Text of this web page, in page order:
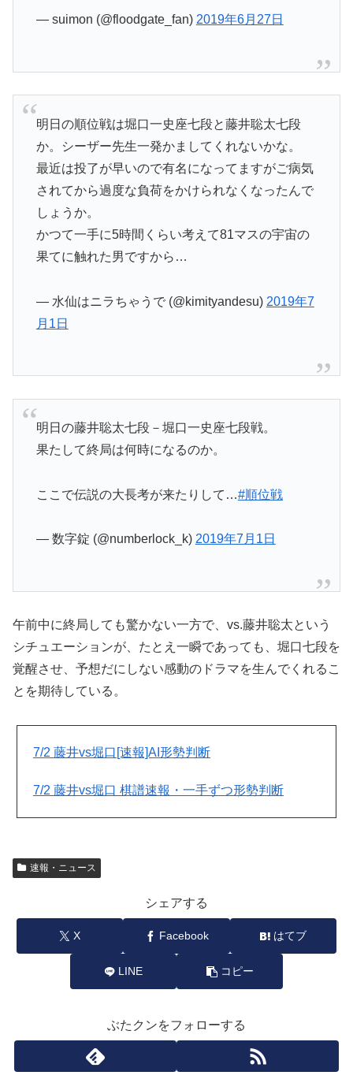
— suimon (@floodgate_fan) 2019年6月27日
明日の順位戦は堀口一史座七段と藤井聡太七段
か。シーザー先生一発かましてくれないかな。
最近は投了が早いので有名になってますがご病気
されてから過度な負荷をかけられなくなったんで
しょうか。
かつて一手に5時間くらい考えて81マスの宇宙の
果てに触れた男ですから…
— 水仙はニラちゃうで (@kimityandesu) 2019年7
月1日
明日の藤井聡太七段－堀口一史座七段戦。
果たして終局は何時になるのか。
ここで伝説の大長考が来たりして…#順位戦
— 数字錠 (@numberlock_k) 2019年7月1日
午前中に終局しても驚かない一方で、vs.藤井聡太という
シチュエーションが、たとえ一瞬であっても、堀口七段を
覚醒させ、予想だにしない感動のドラマを生んでくれるこ
とを期待している。
7/2 藤井vs堀口[速報]AI形勢判断
7/2 藤井vs堀口 棋譜速報・一手ずつ形勢判断
速報・ニュース
シェアする
X Facebook はてブ
LINE コピー
ぶたクンをフォローする